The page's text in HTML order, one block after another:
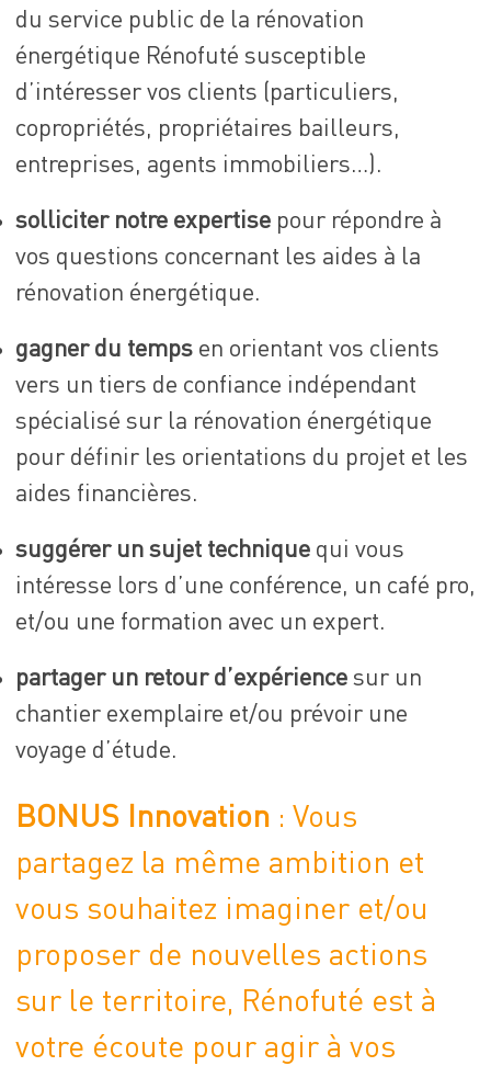
du service public de la rénovation
énergétique Rénofuté susceptible
d’intéresser vos clients (particuliers,
copropriétés, propriétaires bailleurs,
entreprises, agents immobiliers…).
solliciter notre expertisepour répondre à
vos questions concernant les aides à la
rénovation énergétique.
gagner du tempsen orientant vos clients
vers un tiers de confiance indépendant
spécialisé sur la rénovation énergétique
pour définir les orientations du projet et les
aides financières.
suggérer un sujet technique qui vous
intéresse lors d’une conférence, un café pro,
et/ou une formation avec un expert.
partager un retour d’expériencesur un
chantier exemplaire et/ou prévoir une
voyage d’étude.
BONUS Innovation: Vous
partagez la même ambition et
vous souhaitez imaginer et/ou
proposer de nouvelles actions
sur le territoire, Rénofuté est à
votre écoute pour agir à vos